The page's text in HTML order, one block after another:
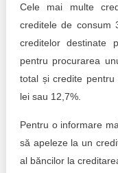
Democracy,
public institutions in
Integrity of public
Public procurement
Cele mai multe
creditele de consum
creditelor destinate
pentru procurarea
total și credite
lei sau 12,7%.
Pentru o informare
să apeleze la un
al băncilor la